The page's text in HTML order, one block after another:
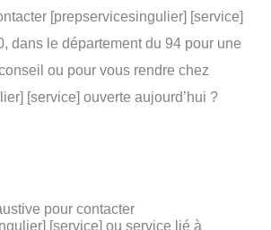
[prepservicesingulier] [service]
dans le département du 94 pour une
ou pour vous rendre chez
[service] ouverte aujourd’hui ?
pour contacter
[service] ou service lié à